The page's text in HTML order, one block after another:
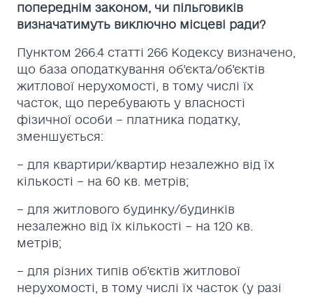
попереднім законом, чи пільговиків
визначатимуть виключно місцеві ради?
Пунктом 266.4 статті 266 Кодексу визначено,
що база оподаткування об’єкта/об’єктів
житлової нерухомості, в тому числі їх
часток, що перебувають у власності
фізичної особи – платника податку,
зменшується:
– для квартири/квартир незалежно від їх
кількості – на 60 кв. метрів;
– для житлового будинку/будинків
незалежно від їх кількості – на 120 кв.
метрів;
– для різних типів об’єктів житлової
нерухомості, в тому числі їх часток (у разі